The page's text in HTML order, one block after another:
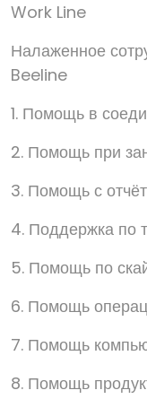
Work Line
Налаженное
Beeline
1. Помощь в
2. Помощь при
3. Помощь с
4. Поддержка по
5. Помощь по
6. Помощь
7. Помощь
8. Помощь